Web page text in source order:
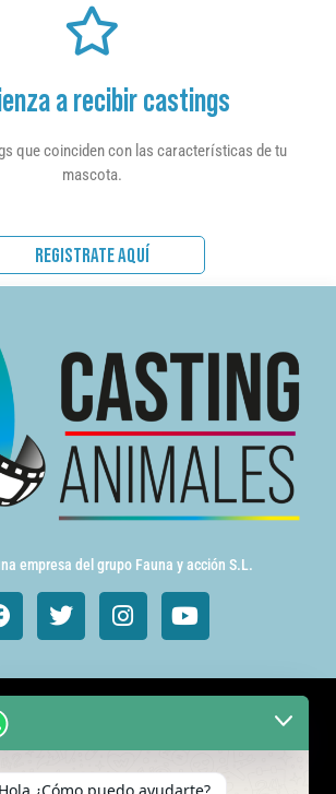
a recibir castings
que coinciden con las características de tu
mascota.
REGISTRATE AQUÍ
empresa del grupo Fauna y acción S.L.
de cine y TV